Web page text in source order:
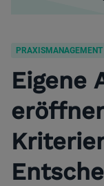
PRAXISMANAGEMENT
Eigene